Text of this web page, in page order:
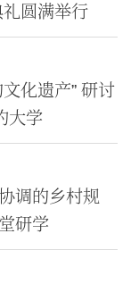
圆满举行
化遗产” 研讨
大学
调的乡村规
研学